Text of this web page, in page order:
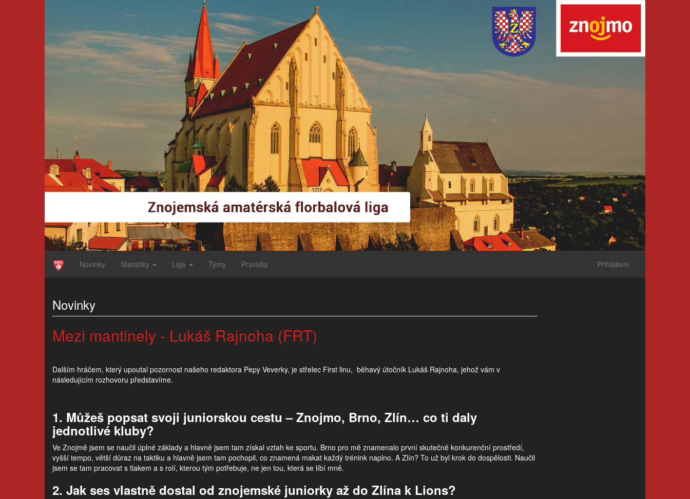
Novinky Statistiky Liga Týmy Pravidla Přihlášení
Novinky
Mezi mantinely - Lukáš Rajnoha (FRT)
Dalším hráčem, který upoutal pozornost našeho redaktora Pepy Veverky, je střelec First linu, běhavý útočník Lukáš Rajnoha, jehož vám v
následujícím rozhovoru představíme.
1. Můžeš popsat svoji juniorskou cestu – Znojmo, Brno, Zlín… co ti daly
jednotlivé kluby?
Ve Znojmě jsem se naučil úplné základy a hlavně jsem tam získal vztah ke sportu. Brno pro mě znamenalo první skutečně konkurenční prostředí,
vyšší tempo, větší důraz na taktiku a hlavně jsem tam pochopil, co znamená makat každý trénink naplno. A Zlín? To už byl krok do dospělosti. Naučil
jsem se tam pracovat s tlakem a s rolí, kterou tým potřebuje, ne jen tou, která se líbí mně.
2. Jak ses vlastně dostal od znojemské juniorky až do Zlína k Lions?